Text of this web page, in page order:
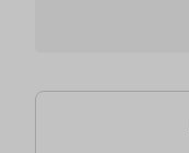
25 Artikel gefunden